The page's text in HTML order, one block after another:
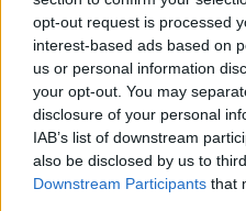
opt-out request is processed
interest-based ads based on
us or personal information
your opt-out. You may
disclosure of your personal
IAB’s list of downstream
also be disclosed by us to
Downstream Participants that
La maternità
​L’uomo o l’orso?
Non hanno un amico a teatro​
​Tutta una questione di rispetto
​Cose che ci esauriscono
​Vespa che passione!
​Lasciate ai vostri figli il diritto
​Parole d’amore regalate al